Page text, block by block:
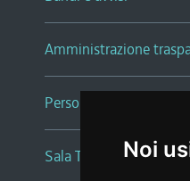
Noi
Amministrazione
Persone e Uffici
Sala Tiziano Tessitori